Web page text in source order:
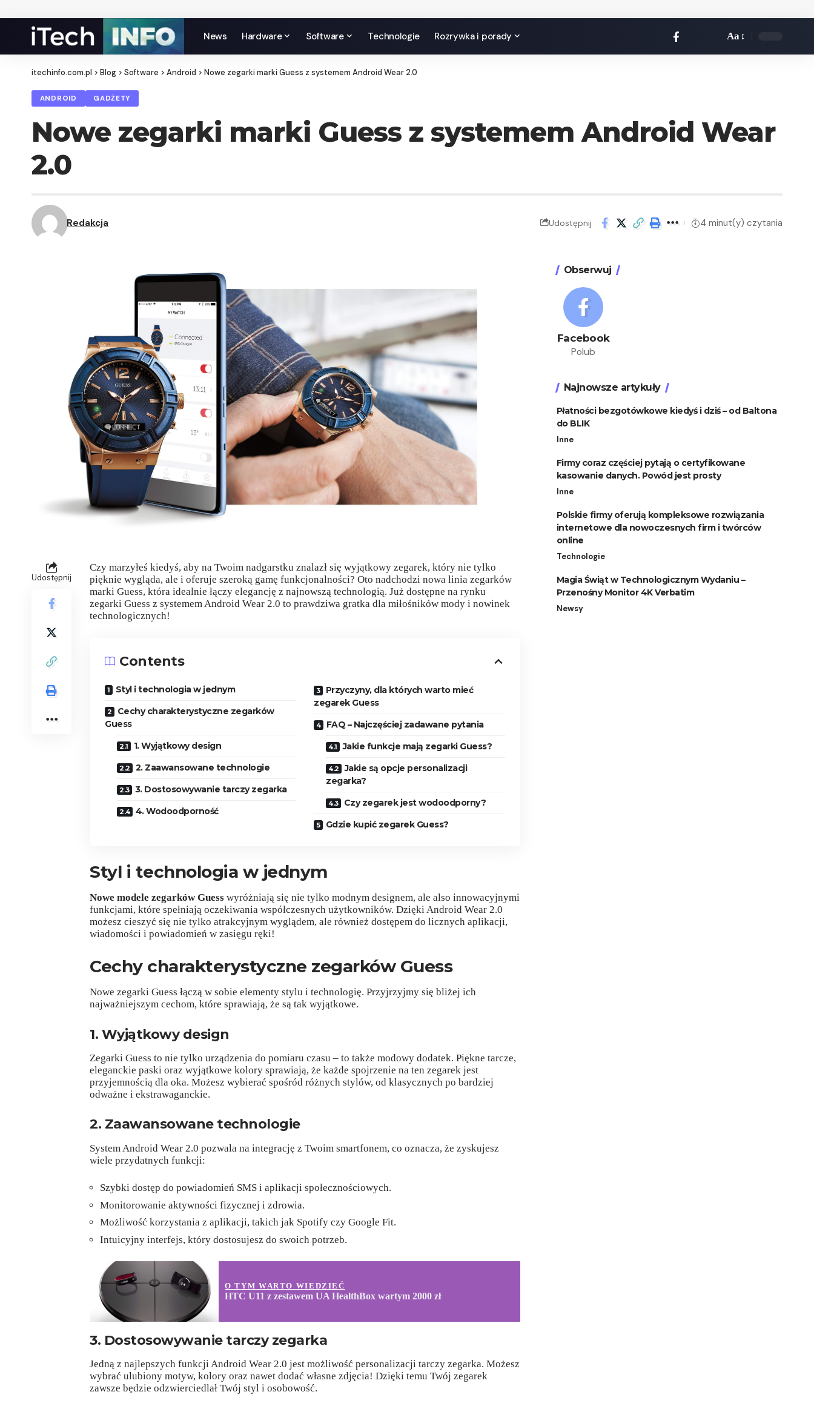
News Hardware Software Technologie Rozrywka i porady Aa
itechinfo.com.pl > Blog > Software > Android > Nowe zegarki marki Guess z systemem Android Wear 2.0
ANDROID GADŻETY
Nowe zegarki marki Guess z systemem Android Wear
2.0
Redakcja Udostępnij 4 minut(y) czytania
Udostępnij
Czy marzyłeś kiedyś, aby na Twoim nadgarstku znalazł się wyjątkowy zegarek, który nie tylko
pięknie wygląda, ale i oferuje szeroką gamę funkcjonalności? Oto nadchodzi nowa linia zegarków
marki Guess, która idealnie łączy elegancję z najnowszą technologią. Już dostępne na rynku
zegarki Guess z systemem Android Wear 2.0 to prawdziwa gratka dla miłośników mody i nowinek
technologicznych!
Contents
Styl i technologia w jednym
Cechy charakterystyczne zegarków
Guess
1. Wyjątkowy design
2. Zaawansowane technologie
3. Dostosowywanie tarczy zegarka
4. Wodoodporność
Przyczyny, dla których warto mieć
zegarek Guess
FAQ – Najczęściej zadawane pytania
Jakie funkcje mają zegarki Guess?
Jakie są opcje personalizacji
zegarka?
Czy zegarek jest wodoodporny?
Gdzie kupić zegarek Guess?
Styl i technologia w jednym
Nowe modele zegarków Guess wyróżniają się nie tylko modnym designem, ale also innowacyjnymi
funkcjami, które spełniają oczekiwania współczesnych użytkowników. Dzięki Android Wear 2.0
możesz cieszyć się nie tylko atrakcyjnym wyglądem, ale również dostępem do licznych aplikacji,
wiadomości i powiadomień w zasięgu ręki!
Cechy charakterystyczne zegarków Guess
Nowe zegarki Guess łączą w sobie elementy stylu i technologię. Przyjrzyjmy się bliżej ich
najważniejszym cechom, które sprawiają, że są tak wyjątkowe.
1. Wyjątkowy design
Zegarki Guess to nie tylko urządzenia do pomiaru czasu – to także modowy dodatek. Piękne tarcze,
eleganckie paski oraz wyjątkowe kolory sprawiają, że każde spojrzenie na ten zegarek jest
przyjemnością dla oka. Możesz wybierać spośród różnych stylów, od klasycznych po bardziej
odważne i ekstrawaganckie.
2. Zaawansowane technologie
System Android Wear 2.0 pozwala na integrację z Twoim smartfonem, co oznacza, że zyskujesz
wiele przydatnych funkcji:
Szybki dostęp do powiadomień SMS i aplikacji społecznościowych.
Monitorowanie aktywności fizycznej i zdrowia.
Możliwość korzystania z aplikacji, takich jak Spotify czy Google Fit.
Intuicyjny interfejs, który dostosujesz do swoich potrzeb.
O TYM WARTO WIEDZIEĆ
HTC U11 z zestawem UA HealthBox wartym 2000 zł
3. Dostosowywanie tarczy zegarka
Jedną z najlepszych funkcji Android Wear 2.0 jest możliwość personalizacji tarczy zegarka. Możesz
wybrać ulubiony motyw, kolory oraz nawet dodać własne zdjęcia! Dzięki temu Twój zegarek
zawsze będzie odzwierciedlał Twój styl i osobowość.
Obserwuj
Facebook
Polub
Najnowsze artykuły
Płatności bezgotówkowe kiedyś i dziś – od Baltona
do BLIK
Inne
Firmy coraz częściej pytają o certyfikowane
kasowanie danych. Powód jest prosty
Inne
Polskie firmy oferują kompleksowe rozwiązania
internetowe dla nowoczesnych firm i twórców
online
Technologie
Magia Świąt w Technologicznym Wydaniu –
Przenośny Monitor 4K Verbatim
Newsy